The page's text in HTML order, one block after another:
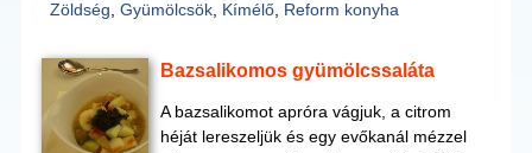
Zöldség Gyümölcsök, Kímélő, Reform konyha
Bazsalikomos gyümölcssaláta
A bazsalikomot apróra vágjuk, a citrom
héját lereszeljük és egy evőkanál mézzel